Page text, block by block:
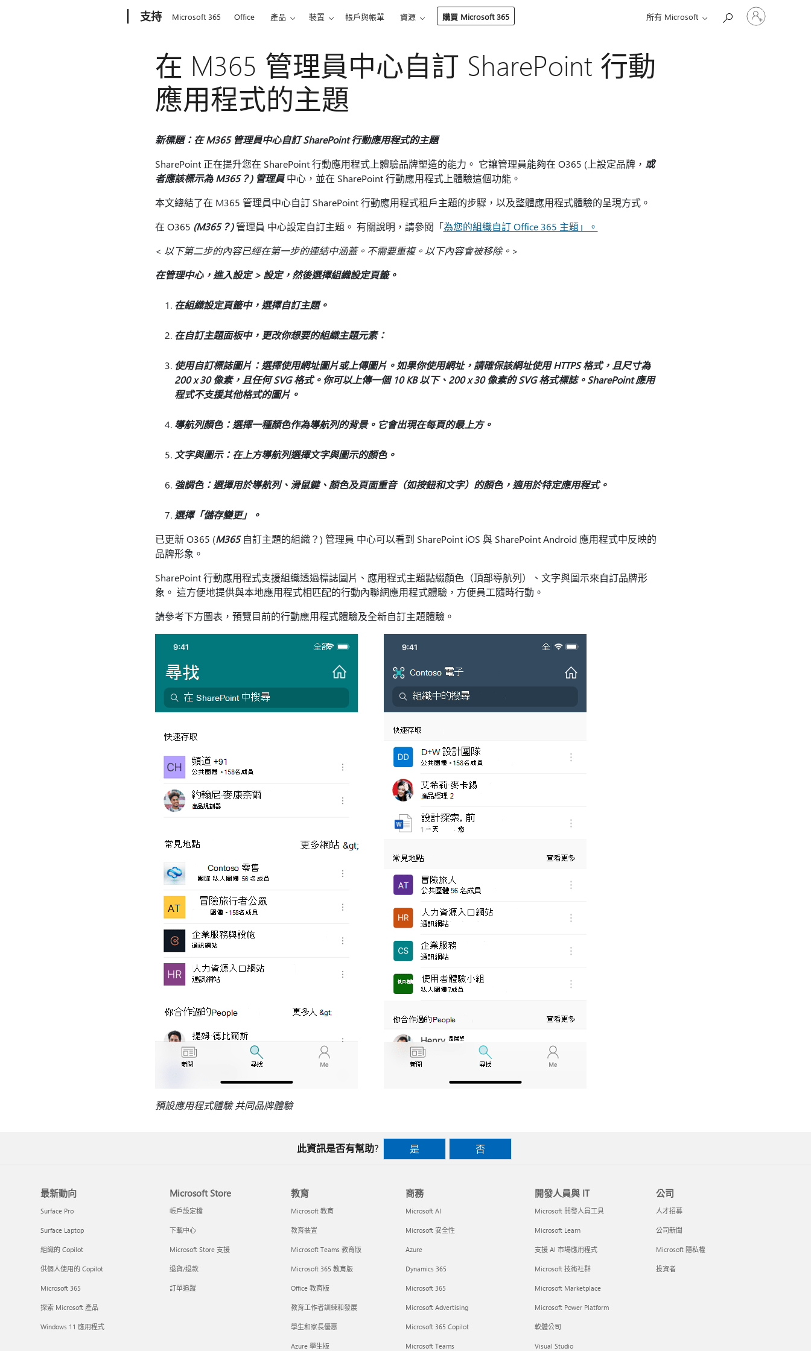
支持 Microsoft 365 Office 產品 裝置 帳戶與帳單 資源 購買 Microsoft 365 所有 Microsoft
登
入
在 M365 管理員中心自訂 SharePoint 行動
應用程式的主題
新標題：在 M365 管理員中心自訂 SharePoint 行動應用程式的主題
SharePoint 正在提升您在 SharePoint 行動應用程式上體驗品牌塑造的能力。 它讓管理員能夠在 O365 (上設定品牌， 或
者應該標示為 M365？) 管理員中心，並在 SharePoint 行動應用程式上體驗這個功能。
本文總結了在 M365 管理員中心自訂 SharePoint 行動應用程式租戶主題的步驟，以及整體應用程式體驗的呈現方式。
在 O365 (M365？)管理員 中心設定自訂主題。 有關說明，請參閱「為您的組織自訂 Office 365 主題」。
< 以下第二步的內容已經在第一步的連結中涵蓋。不需要重複。以下內容會被移除。 >
在管理中心，進入設定 > 設定，然後選擇組織設定頁籤。
在組織設定頁籤中，選擇自訂主題。
在自訂主題面板中，更改你想要的組織主題元素：
使用自訂標誌圖片：選擇使用網址圖片或上傳圖片。如果你使用網址，請確保該網址使用 HTTPS 格式，且尺寸為
200 x 30 像素，且任何 SVG 格式。你可以上傳一個 10 KB 以下、200 x 30 像素的 SVG 格式標誌。SharePoint 應用
程式不支援其他格式的圖片。
導航列顏色：選擇一種顏色作為導航列的背景。它會出現在每頁的最上方。
文字與圖示：在上方導航列選擇文字與圖示的顏色。
強調色：選擇用於導航列、滑鼠鍵、顏色及頁面重音（如按鈕和文字）的顏色，適用於特定應用程式。
選擇「儲存變更」。
已更新 O365 (M365自訂主題的組織？) 管理員 中心可以看到 SharePoint iOS 與 SharePoint Android 應用程式中反映的
品牌形象。
SharePoint 行動應用程式支援組織透過標誌圖片、應用程式主題點綴顏色（頂部導航列）、文字與圖示來自訂品牌形
象。 這方便地提供與本地應用程式相匹配的行動內聯網應用程式體驗，方便員工隨時行動。
請參考下方圖表，預覽目前的行動應用程式體驗及全新自訂主題體驗。
預設應用程式體驗 共同品牌體驗
此資訊是否有幫助? 是 否
最新動向
Surface Pro
Surface Laptop
組織的 Copilot
供個人使用的 Copilot
Microsoft 365
探索 Microsoft 產品
Windows 11 應用程式
Microsoft Store
帳戶設定檔
下載中心
Microsoft Store 支援
退貨/退款
訂單追蹤
教育
Microsoft 教育
教育裝置
Microsoft Teams 教育版
Microsoft 365 教育版
Office 教育版
教育工作者訓練和發展
學生和家長優惠
Azure 學生版
商務
Microsoft AI
Microsoft 安全性
Azure
Dynamics 365
Microsoft 365
Microsoft Advertising
Microsoft 365 Copilot
Microsoft Teams
開發人員與 IT
Microsoft 開發人員工具
Microsoft Learn
支援 AI 市場應用程式
Microsoft 技術社群
Microsoft Marketplace
Microsoft Power Platform
軟體公司
Visual Studio
公司
人才招募
公司新聞
Microsoft 隱私權
投資者